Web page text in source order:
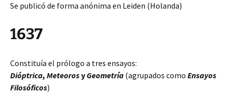
Se publicó de forma anónima en Leiden (Holanda)
1637
Constituía el prólogo a tres ensayos:
Dióptrica, Meteorosy Geometría (agrupados como Ensayos
Filosóficos)